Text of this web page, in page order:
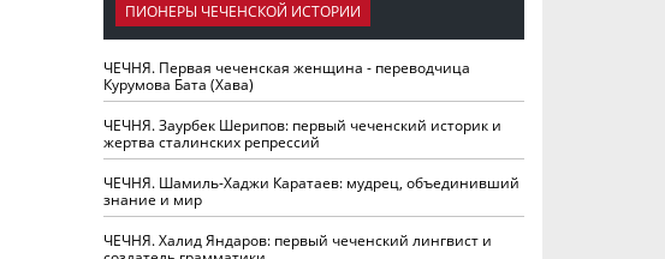
ПИОНЕРЫ ЧЕЧЕНСКОЙ ИСТОРИИ
ЧЕЧНЯ. Первая чеченская женщина - переводчица
Курумова Бата (Хава)
ЧЕЧНЯ. Заурбек Шерипов: первый чеченский историк и
жертва сталинских репрессий
ЧЕЧНЯ. Шамиль-Хаджи Каратаев: мудрец, объединивший
знание и мир
ЧЕЧНЯ. Халид Яндаров: первый чеченский лингвист и